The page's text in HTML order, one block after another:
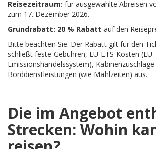
Reisezeitraum: für ausgewählte Abreisen
zum 17. Dezember 2026.
Grundrabatt: 20 % Rabatt auf den
Bitte beachten Sie: Der Rabatt gilt für den
schließt feste Gebühren, EU-ETS-Kosten (EU-
Emissionshandelssystem), Kabinenzuschläge
Borddienstleistungen (wie Mahlzeiten) aus.
Die im Angebot
Strecken: Wohin